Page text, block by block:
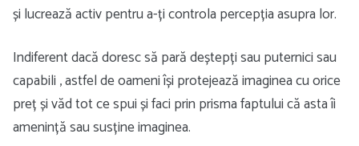
și lucrează activ pentru a-ți controla percepția asupra lor.
Indiferent dacă doresc să pară deștepți sau puternici sau
capabili , astfel de oameni își protejează imaginea cu orice
preț și văd tot ce spui și faci prin prisma faptului că asta îi
amenință sau susține imaginea.